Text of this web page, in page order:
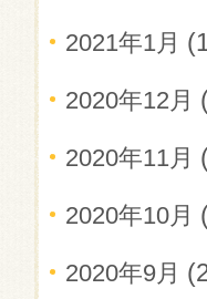
2021年1月
2020年12月
2020年11月
2020年10月
2020年9月